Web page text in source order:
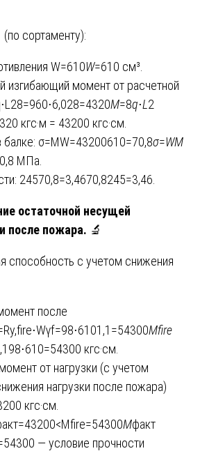
сортаменту):
W=610W=610 см³.
изгибающий момент от расчетной
M=8q⋅L 2​
кгс·м = 43200 кгс·см.
σ=MW=43200610=70,8σ=WM
МПа.
24570,8=3,4670,8245​=3,46.
остаточной несущей
после пожара. 🔬
способность с учетом снижения
после
Mfire
кгс·см.
от нагрузки (с учетом
нагрузки после пожара)
кгс·см.
Mфакт​
— условие прочности